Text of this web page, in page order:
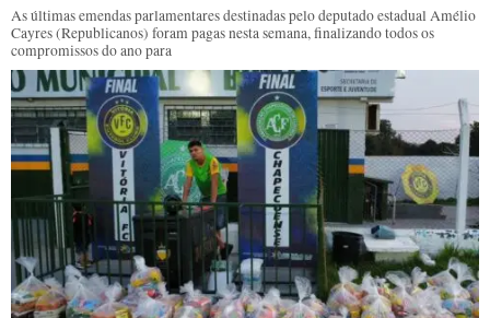
As últimas emendas parlamentares destinadas pelo deputado estadual Amélio
Cayres (Republicanos) foram pagas nesta semana, finalizando todos os
compromissos do ano para